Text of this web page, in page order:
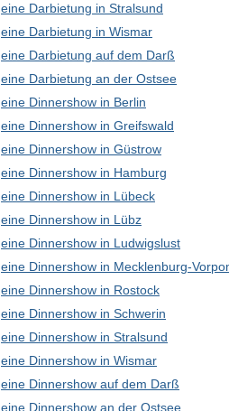
eine Darbietung in Stralsund
eine Darbietung in Wismar
eine Darbietung auf dem Darß
eine Darbietung an der Ostsee
eine Dinnershow in Berlin
eine Dinnershow in Greifswald
eine Dinnershow in Güstrow
eine Dinnershow in Hamburg
eine Dinnershow in Lübeck
eine Dinnershow in Lübz
eine Dinnershow in Ludwigslust
eine Dinnershow in Mecklenburg-
eine Dinnershow in Rostock
eine Dinnershow in Schwerin
eine Dinnershow in Stralsund
eine Dinnershow in Wismar
eine Dinnershow auf dem Darß
eine Dinnershow an der Ostsee